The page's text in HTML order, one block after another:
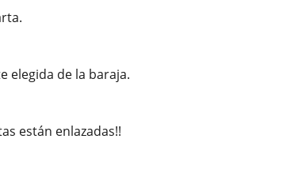
elegida de la baraja.
están enlazadas!!